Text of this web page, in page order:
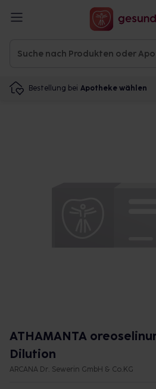
Bestellung bei Apotheke wählen
ATHAMANTA
Dilution
ARCANA Dr. Sewerin GmbH & Co.KG